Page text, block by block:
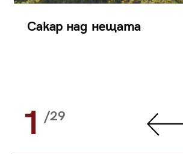
Сакар над нещата
1 /29